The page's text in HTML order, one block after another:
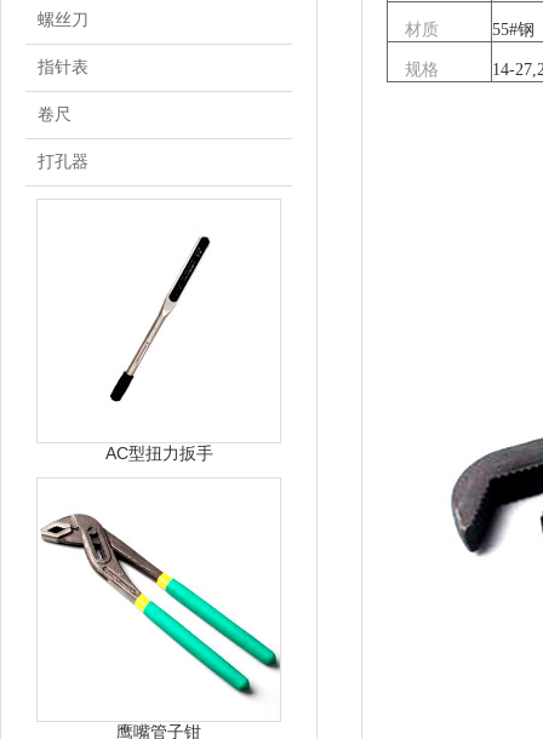
材质 55#钢
规格 14-
螺丝刀
指针表
卷尺
打孔器
AC型扭力扳手
鹰嘴管子钳